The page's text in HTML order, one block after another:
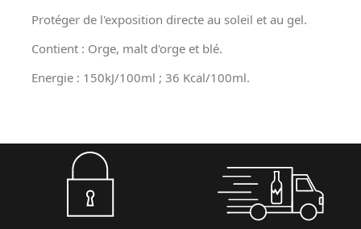
Protéger de l'exposition directe au soleil et au gel.
Contient : Orge, malt d'orge et blé.
Energie : 150kJ/100ml ; 36 Kcal/100ml.